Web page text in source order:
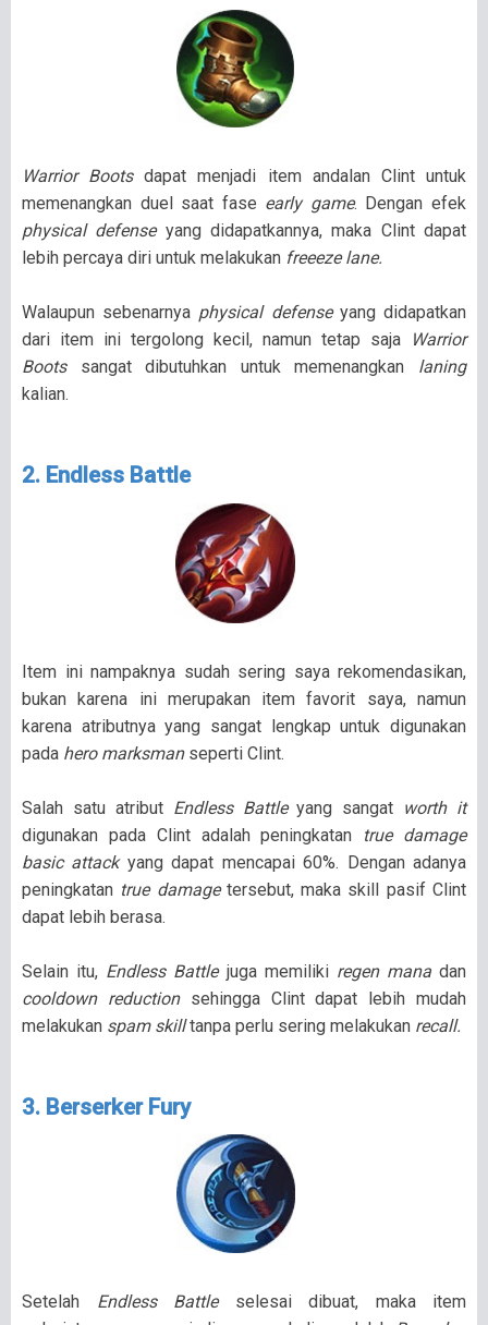
Warrior Bootsdapat menjadi item andalan Clint untuk
memenangkan duel saat fase early game. Dengan efek
physical defenseyang didapatkannya, maka Clint dapat
lebih percaya diri untuk melakukan freeeze lane.
Walaupun sebenarnya physical defenseyang didapatkan
dari item ini tergolong kecil, namun tetap saja
Warrior
Bootssangat dibutuhkan untuk memenangkan laning
kalian.
2. Endless Battle
Item ini nampaknya sudah sering saya rekomendasikan,
bukan karena ini merupakan item favorit saya, namun
karena atributnya yang sangat lengkap untuk digunakan
pada hero marksmanseperti Clint.
Salah satu atribut Endless Battleyang sangat worth it
digunakan pada Clint adalah peningkatan true damage
basic attackyang dapat mencapai 60%. Dengan adanya
peningkatan true damagetersebut, maka skill pasif Clint
dapat lebih berasa.
Selain itu, Endless Battlejuga memilikiregen manadan
cooldown reductionsehingga Clint dapat lebih mudah
melakukan spam skilltanpa perlu sering melakukan recall.
3. Berserker Fury
Setelah Endless Battleselesai dibuat, maka item